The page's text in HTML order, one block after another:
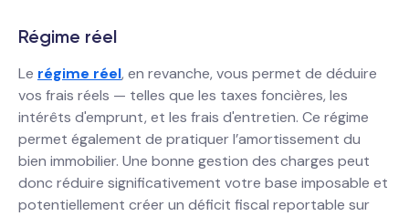
Régime réel
Le régime réel, en revanche, vous permet de déduire
vos frais réels — telles que les taxes foncières, les
intérêts d'emprunt, et les frais d'entretien. Ce régime
permet également de pratiquer l’amortissement du
bien immobilier. Une bonne gestion des charges peut
donc réduire significativement votre base imposable et
potentiellement créer un déficit fiscal reportable sur